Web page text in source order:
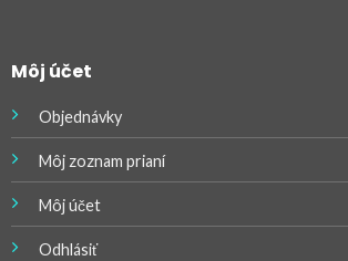
Môj účet
Objednávky
Môj zoznam prianí
Môj účet
Odhlásiť